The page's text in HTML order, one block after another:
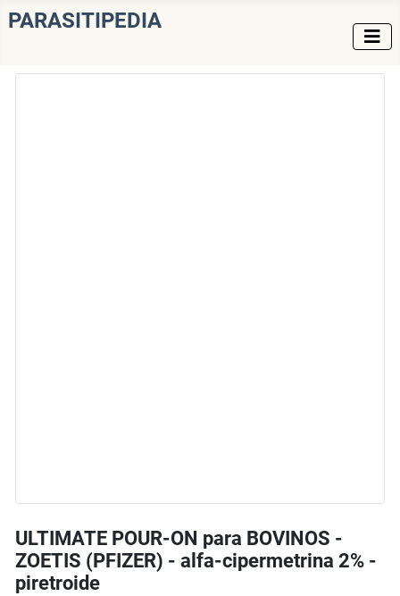
PARASITIPEDIA
ULTIMATE POUR-ON para BOVINOS -
ZOETIS (PFIZER) - alfa-cipermetrina 2% -
piretroide